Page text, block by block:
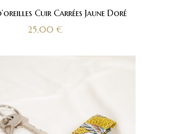
Cuir Carrées Jaune Doré
25,00 €